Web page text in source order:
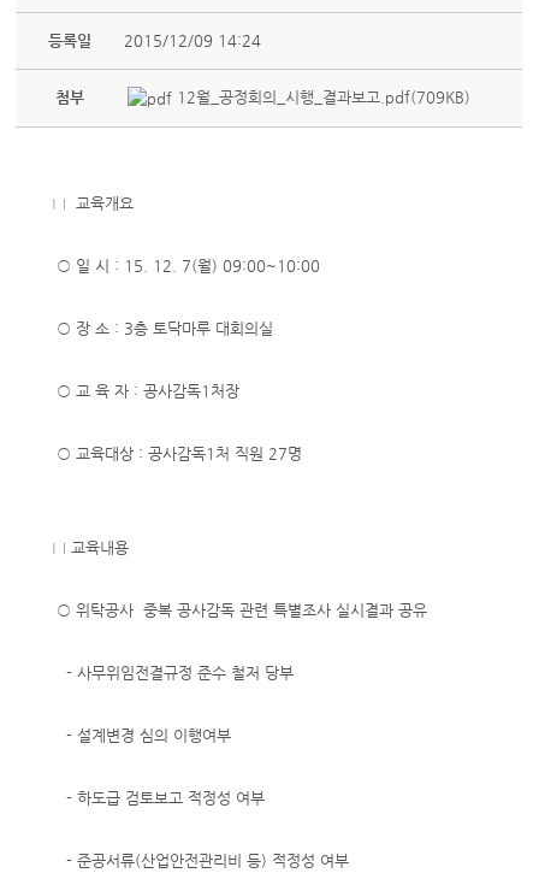
등록일 2015/12/09 14:24
첨부 12월_공정회의_시행_결과보고.pdf(709KB)
□ 교육개요
○ 일 시 : 15. 12. 7(월) 09:00~10:00
○ 장 소 : 3층 토닥마루 대회의실
○ 교 육 자 : 공사감독1처장
○ 교육대상 : 공사감독1처 직원 27명
□ 교육내용
○ 위탁공사 중복 공사감독 관련 특별조사 실시결과 공유
- 사무위임전결규정 준수 철저 당부
- 설계변경 심의 이행여부
- 하도급 검토보고 적정성 여부
- 준공서류(산업안전관리비 등) 적정성 여부